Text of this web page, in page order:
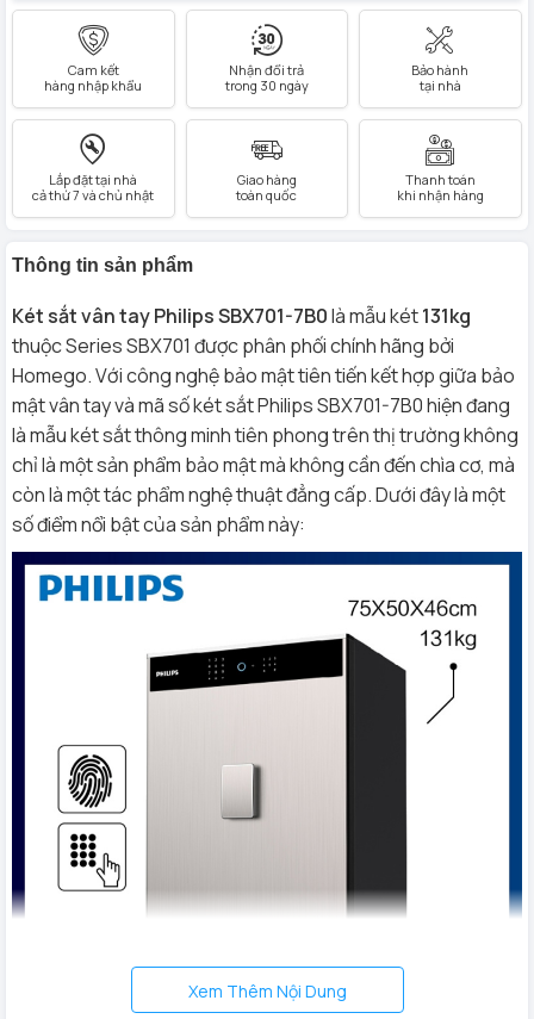
Cam kết
hàng nhập khẩu
Nhận đổi trả
trong 30 ngày
Bảo hành
tại nhà
Lắp đặt tại nhà
cả thứ 7 và chủ nhật
Giao hàng
toàn quốc
Thanh toán
khi nhận hàng
Thông tin sản phẩm
Két sắt vân tay Philips SBX701-7B0là mẫu két131kg
thuộc Series SBX701 được phân phối chính hãng bởi
Homego. Với công nghệ bảo mật tiên tiến kết hợp giữa bảo
mật vân tay và mã số két sắt Philips SBX701-7B0 hiện đang
là mẫu két sắt thông minh tiên phong trên thị trường không
chỉ là một sản phẩm bảo mật mà không cần đến chìa cơ, mà
còn là một tác phẩm nghệ thuật đẳng cấp. Dưới đây là một
số điểm nổi bật của sản phẩm này:
Xem Thêm Nội Dung